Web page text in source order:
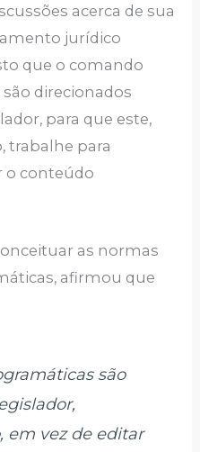
acerca de sua
jurídico
que o comando
direcionados
para que este,
trabalhe para
o conteúdo
as normas
afirmou que
são
em vez de editar